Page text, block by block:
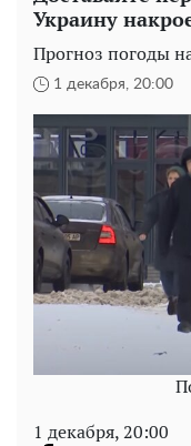
Украину
Прогноз погоды
1 декабря, 20:00
1 декабря, 20:00